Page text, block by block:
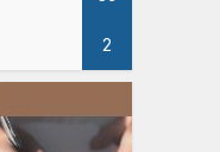
2